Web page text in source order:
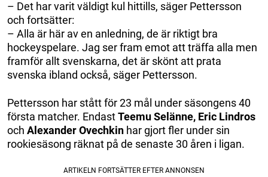
– Det har varit väldigt kul hittills, säger Pettersson
och fortsätter:
– Alla är här av en anledning, de är riktigt bra
hockeyspelare. Jag ser fram emot att träffa alla men
framför allt svenskarna, det är skönt att prata
svenska ibland också, säger Pettersson.
Pettersson har stått för 23 mål under säsongens 40
första matcher. EndastTeemu Selänne, Eric Lindros
och Alexander Ovechkin har gjort fler under sin
rookiesäsong räknat på de senaste 30 åren i ligan.